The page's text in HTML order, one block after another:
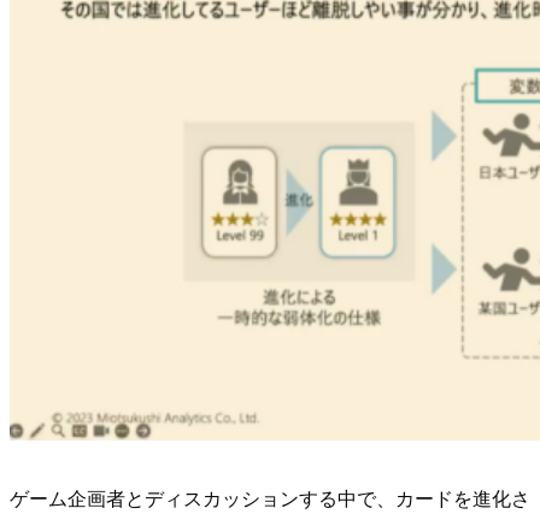
ゲーム企画者とディスカッションする中で、カードを進化さ